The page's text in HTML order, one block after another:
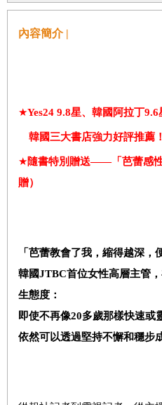
內容簡介 |
★Yes24 9.8星、韓國阿拉丁9.6
韓國三大書店強力好評推薦！
★隨書特別贈送——「芭蕾感
贈）
「芭蕾教會了我，縮得越深，
韓國JTBC首位女性高層主管
生態度：
即使不再像20多歲那樣快速或
依然可以透過堅持不懈和穩步